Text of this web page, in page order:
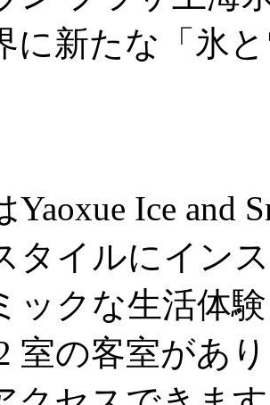
に新たな「氷
Yaoxue Ice and
タイルにイン
ックな生活体
室の客室があ